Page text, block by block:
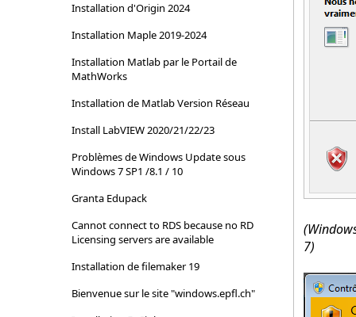
Installation d'Origin 2024
Installation Maple 2019-2024
Installation Matlab par le Portail de
MathWorks
Installation de Matlab Version Réseau
Install LabVIEW 2020/21/22/23
Problèmes de Windows Update sous
Windows 7 SP1 /8.1 / 10
Granta Edupack
Cannot connect to RDS because no RD
Licensing servers are available
Installation de filemaker 19
Bienvenue sur le site "windows.epfl.ch"
7)